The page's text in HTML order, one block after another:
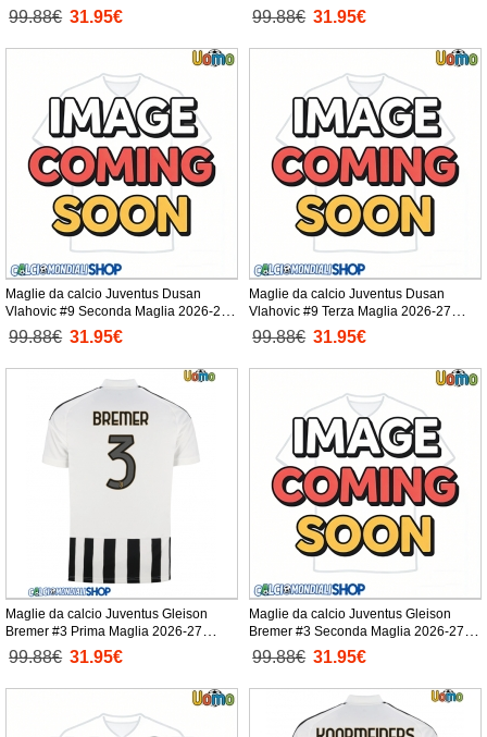
99.88€ 31.95€
Manica Corta
99.88€ 31.95€
Maglie da calcio Juventus Dusan
Vlahovic #9 Seconda Maglia 2026-27
Manica Corta
99.88€ 31.95€
Maglie da calcio Juventus Dusan
Vlahovic #9 Terza Maglia 2026-27
Manica Corta
99.88€ 31.95€
Maglie da calcio Juventus Gleison
Bremer #3 Prima Maglia 2026-27
Manica Corta
99.88€ 31.95€
Maglie da calcio Juventus Gleison
Bremer #3 Seconda Maglia 2026-27
Manica Corta
99.88€ 31.95€